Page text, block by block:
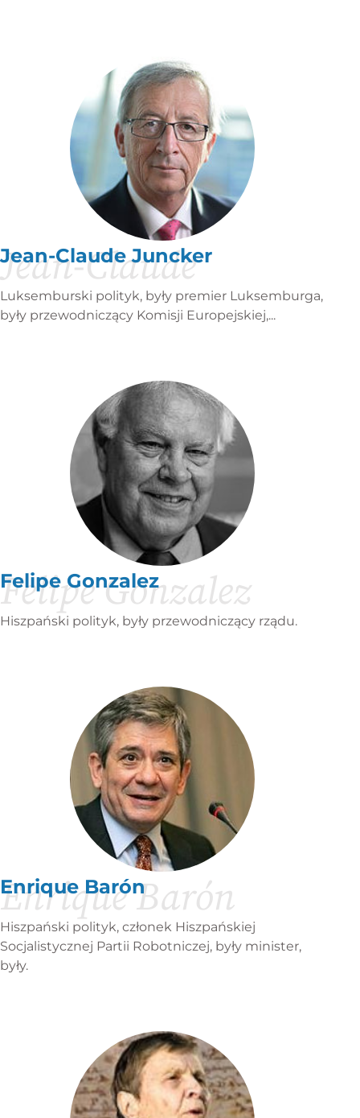
Jean-Claude
Jean-Claude Juncker
Luksemburski polityk, były premier Luksemburga,
były przewodniczący Komisji Europejskiej,...
Felipe Gonzalez
Felipe Gonzalez
Hiszpański polityk, były przewodniczący rządu.
Enrique Barón
Enrique Barón
Hiszpański polityk, członek Hiszpańskiej
Socjalistycznej Partii Robotniczej, były minister,
były.